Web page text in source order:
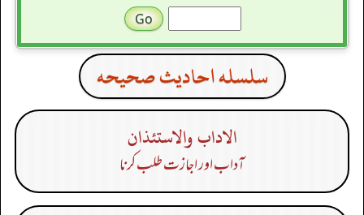
سلسله احاديث صحيحه
الاداب والاستئذان
آداب اور اجازت طلب کرنا